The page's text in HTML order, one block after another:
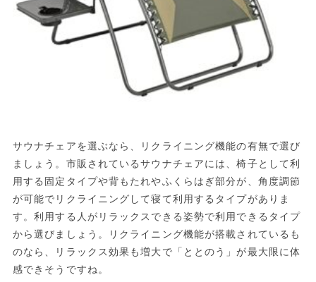
サウナチェアを選ぶなら、リクライニング機能の有無で選び
ましょう。市販されているサウナチェアには、椅子として利
用する固定タイプや背もたれやふくらはぎ部分が、角度調節
が可能でリクライニングして寝て利用するタイプがありま
す。利用する人がリラックスできる姿勢で利用できるタイプ
から選びましょう。リクライニング機能が搭載されているも
のなら、リラックス効果も増大で「ととのう」が最大限に体
感できそうですね。